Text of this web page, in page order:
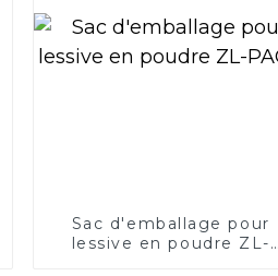
Sac d'emballage pour
lessive en poudre ZL-